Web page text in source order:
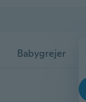
Babygrejer